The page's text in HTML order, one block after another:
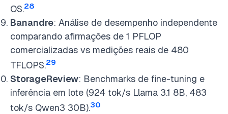
OS.28
Banandre: Análise de desempenho independente
comparando afirmações de 1 PFLOP
comercializadas vs medições reais de 480
TFLOPS.29
StorageReview: Benchmarks de fine-tuning e
inferência em lote (924 tok/s Llama 3.1 8B, 483
tok/s Qwen3 30B).30